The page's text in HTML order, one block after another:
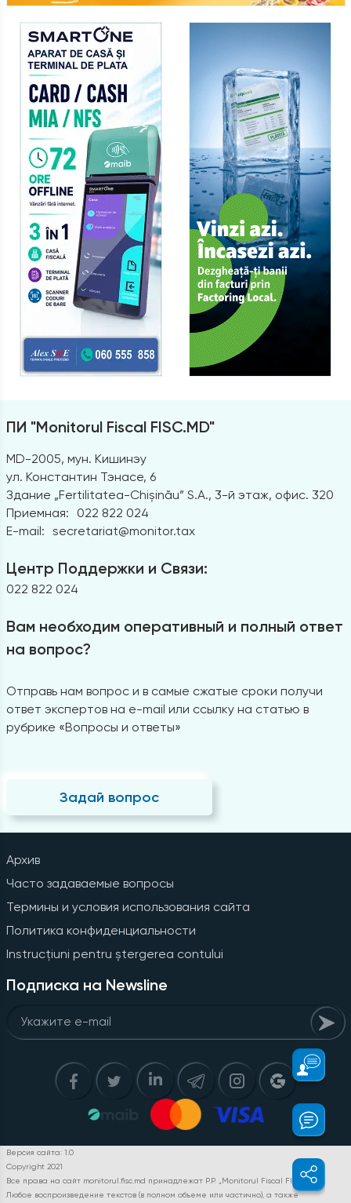
ПИ "Monitorul Fiscal FISC.MD"
MD-2005, мун. Кишинэу
ул. Константин Тэнасе, 6
Здание „Fertilitatea-Chișinău” S.A., 3-й этаж, офис. 320
Приемная:
022 822 024
E-mail: secretariat@monitor.tax
Центр Поддержки и Связи:
022 822 024
Вам необходим оперативный и полный ответ
на вопрос?
Отправь нам вопрос и в самые сжатые сроки получи
ответ экспертов на e-mail или ссылку на статью в
рубрике «Вопросы и ответы»
Задай вопрос
Архив
Часто задаваемые вопросы
Термины и условия использования сайта
Политика конфиденциальности
Instrucțiuni pentru ștergerea contului
Подписка на Newsline
Версия сайта: 1.0
Copyright 2021
Все права на сайт monitorul.fisc.md принадлежат P.P. „Monitorul Fiscal FISC.MD”.
Любое воспроизведение текстов (в полном объеме или частично), а также